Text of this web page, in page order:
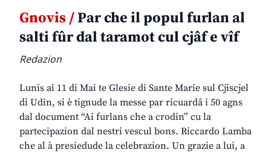
Gnovis /Par che il popul furlan al
salti fûr dal taramot cul cjâf e vîf
Redazion
Lunis ai 11 di Mai te Glesie di Sante Marie sul Cjiscjel
di Udin, si è tignude la messe par ricuardâ i 50 agns
dal document “Ai furlans che a crodin” cu la
partecipazion dal nestri vescul bons. Riccardo Lamba
che al à presiedude la celebrazion. Un grazie a lui, a